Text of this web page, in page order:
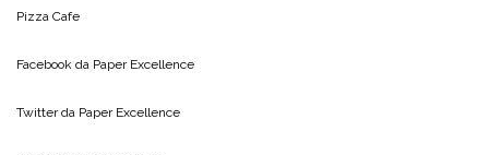
Pizza Cafe
Facebook da Paper Excellence
Twitter da Paper Excellence